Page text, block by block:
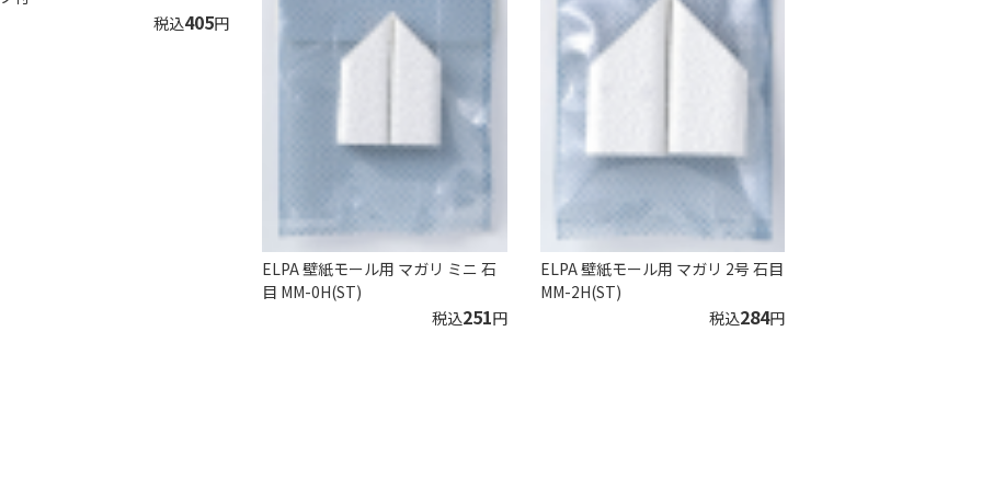
税込405円
ELPA 壁紙モール用 マガリ ミニ 石
目 MM-0H(ST)
税込251円
ELPA 壁紙モール用 マガリ 2号 石目
MM-2H(ST)
税込284円